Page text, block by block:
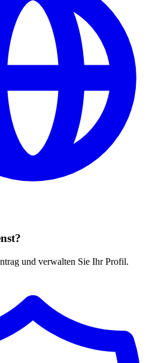
und verwalten Sie Ihr Profil.